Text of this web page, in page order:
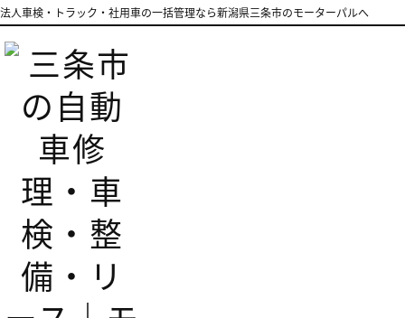
法人車検・トラック・社用車の一括管理なら新潟県三条市のモーターパルへ